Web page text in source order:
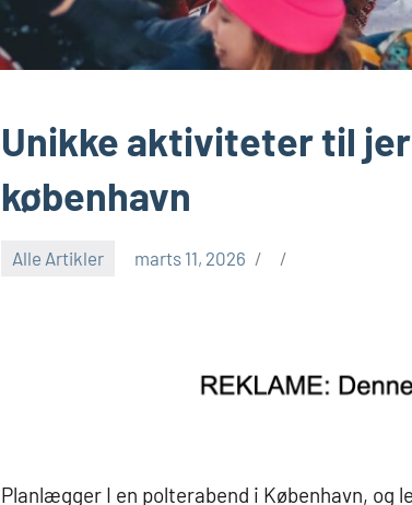
Unikke aktiviteter til
københavn
Alle Artikler marts 11, 2026
Planlægger I en polterabend i København, og